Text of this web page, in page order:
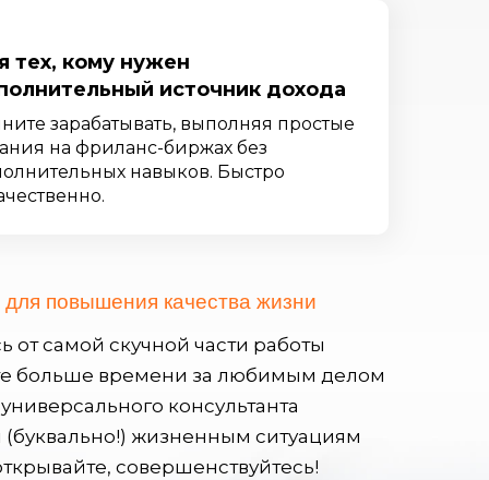
тех, кому нужен
источник дохода
зарабатывать, выполняя простые
на фриланс-биржах без
навыков. Быстро
для повышения качества жизни
от самой скучной части работы
больше времени за любимым делом
консультанта
жизненным ситуациям
совершенствуйтесь!